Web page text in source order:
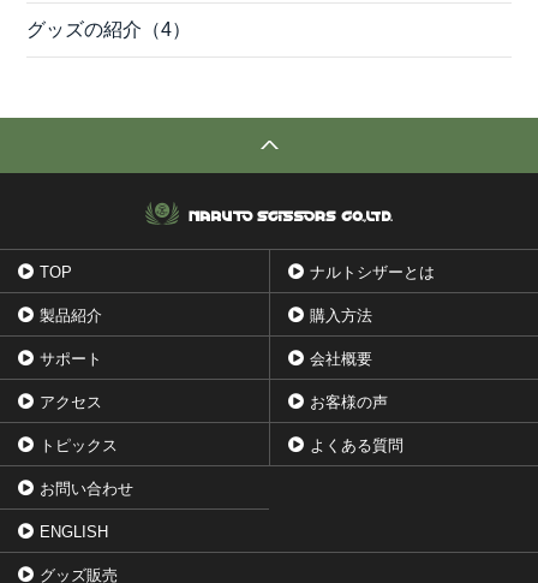
グッズの紹介（4）
TOP ナルトシザーとは
製品紹介 購入方法
サポート 会社概要
アクセス お客様の声
トピックス よくある質問
お問い合わせ
ENGLISH
グッズ販売